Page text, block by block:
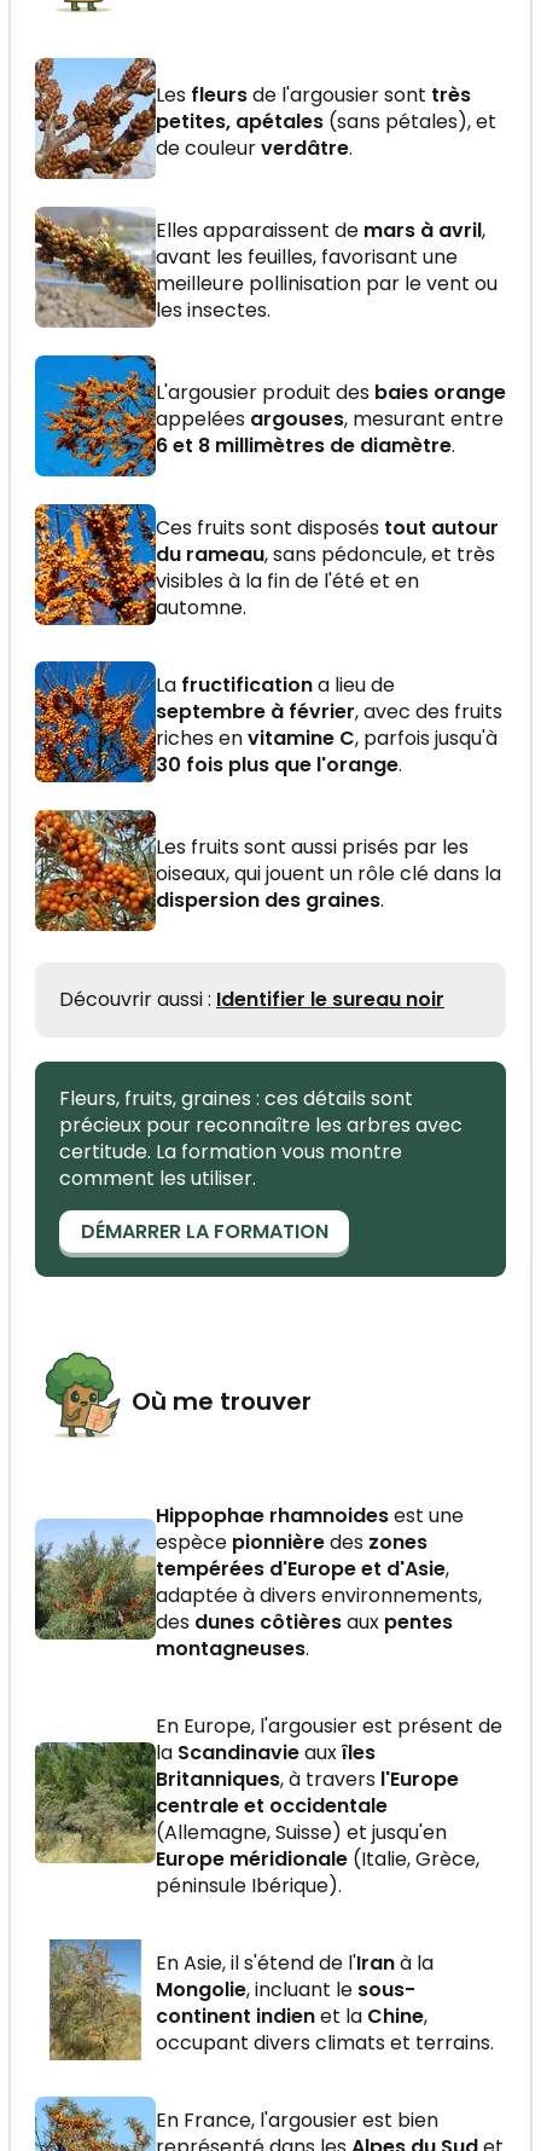
Les fleursde l'argousier sont très
petites, apétales (sans pétales), et
de couleurverdâtre.
Elles apparaissent de mars à avril,
avant les feuilles, favorisant une
meilleure pollinisation par le vent ou
les insectes.
L'argousier produit des baies orange
appelées argouses, mesurant entre
6 et 8 millimètres de diamètre.
Ces fruits sont disposés tout autour
du rameau, sans pédoncule, et très
visibles à la fin de l'été et en
automne.
La fructificationa lieu de
septembre à février, avec des fruits
riches envitamine C, parfois jusqu'à
30 fois plus que l'orange.
Les fruits sont aussi prisés par les
oiseaux, qui jouent un rôle clé dans la
dispersion des graines.
Découvrir aussi : Identifier le sureau noir
Fleurs, fruits, graines : ces détails sont
précieux pour reconnaître les arbres avec
certitude. La formation vous montre
comment les utiliser.
DÉMARRER LA FORMATION
Où me trouver
Hippophae rhamnoidesest une
espèce pionnièredes zones
tempérées d'Europe et d'Asie,
adaptée à divers environnements,
des dunes côtièresaux pentes
montagneuses.
En Europe, l'argousier est présent de
la Scandinavieauxîles
Britanniques, à travers l'Europe
centrale et occidentale
(Allemagne, Suisse) et jusqu'en
Europe méridionale (Italie, Grèce,
péninsule Ibérique).
En Asie, il s'étend de l'Iranà la
Mongolie, incluant le sous-
continent indienet la Chine,
occupant divers climats et terrains.
En France, l'argousier est bien